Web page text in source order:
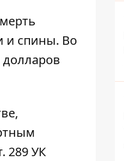
и спины. Во
289 УК